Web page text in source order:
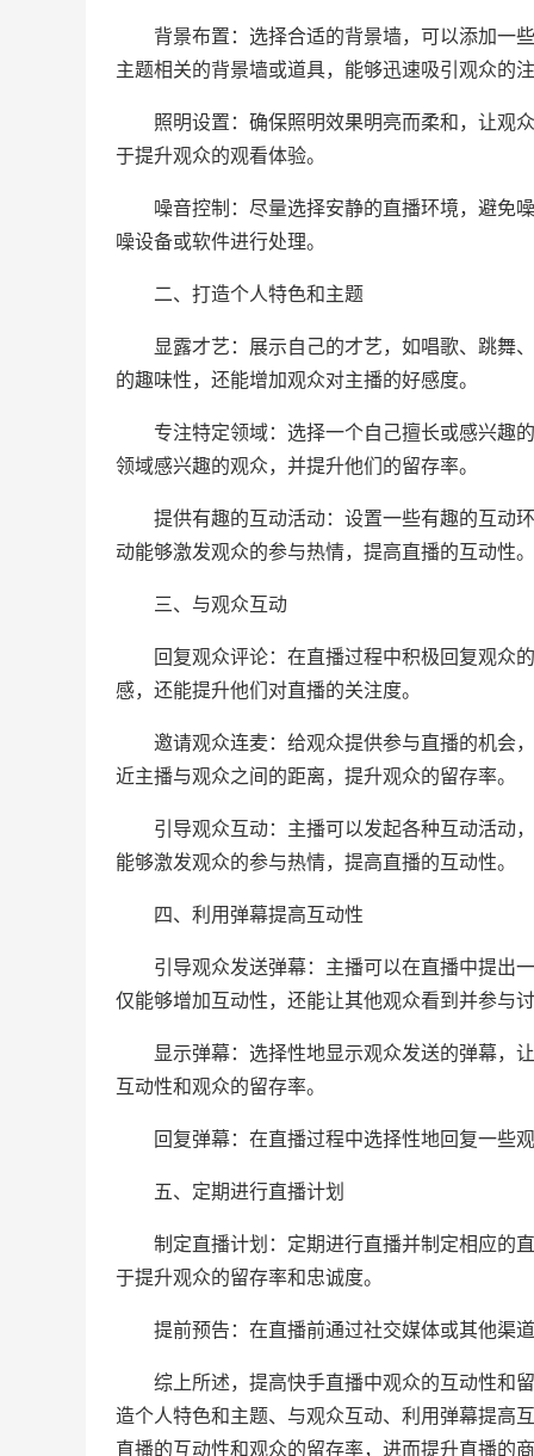
背景布置：选择合适的背景墙，可以添加一
主题相关的背景墙或道具，能够迅速吸引观众的
照明设置：确保照明效果明亮而柔和，让观
于提升观众的观看体验。
噪音控制：尽量选择安静的直播环境，避免
噪设备或软件进行处理。
二、打造个人特色和主题
显露才艺：展示自己的才艺，如唱歌、跳舞
的趣味性，还能增加观众对主播的好感度。
专注特定领域：选择一个自己擅长或感兴趣
领域感兴趣的观众，并提升他们的留存率。
提供有趣的互动活动：设置一些有趣的互动
动能够激发观众的参与热情，提高直播的互动性。
三、与观众互动
回复观众评论：在直播过程中积极回复观众
感，还能提升他们对直播的关注度。
邀请观众连麦：给观众提供参与直播的机会
近主播与观众之间的距离，提升观众的留存率。
引导观众互动：主播可以发起各种互动活动
能够激发观众的参与热情，提高直播的互动性。
四、利用弹幕提高互动性
引导观众发送弹幕：主播可以在直播中提出
仅能够增加互动性，还能让其他观众看到并参与
显示弹幕：选择性地显示观众发送的弹幕，
互动性和观众的留存率。
回复弹幕：在直播过程中选择性地回复一些
五、定期进行直播计划
制定直播计划：定期进行直播并制定相应的
于提升观众的留存率和忠诚度。
提前预告：在直播前通过社交媒体或其他渠
综上所述，提高快手直播中观众的互动性和
造个人特色和主题、与观众互动、利用弹幕提高
直播的互动性和观众的留存率，进而提升直播的